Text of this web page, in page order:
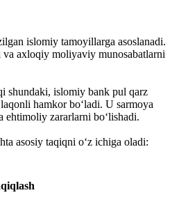
islomiy tamoyillarga asoslanadi.
axloqiy moliyaviy munosabatlarni
shundaki, islomiy bank pul qarz
hamkor bo‘ladi. U sarmoya
zararlarni bo‘lishadi.
asosiy taqiqni o‘z ichiga oladi: